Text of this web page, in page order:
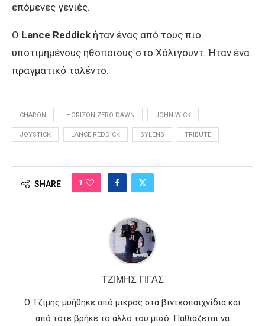
επόμενες γενιές.
Ο Lance Reddick ήταν ένας από τους πιο
υποτιμημένους ηθοποιούς στο Χόλιγουντ. Ήταν ένα
πραγματικό ταλέντο.
CHARON HORIZON ZERO DAWN JOHN WICK
JOYSTICK LANCE REDDICK SYLENS TRIBUTE
SHARE 1
ΤΖΊΜΗΣ ΓΊΓΑΣ
Ο Τζίμης μυήθηκε από μικρός στα βιντεοπαιχνίδια και
από τότε βρήκε το άλλο του μισό. Παθιάζεται να